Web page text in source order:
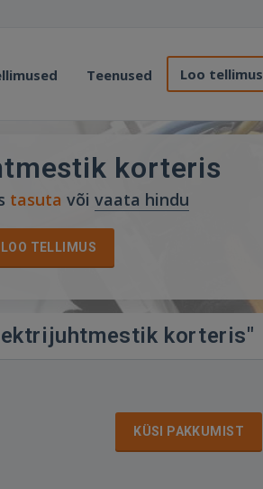
Teenused Loo tellimus
korteris
tasuta või vaata hindu
LOO TELLIMUS
korteris"
KÜSI PAKKUMIST